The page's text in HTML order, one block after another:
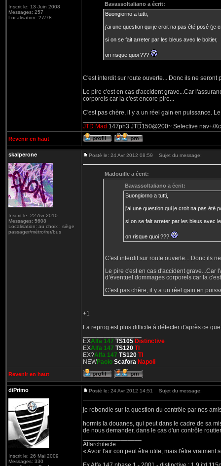
Inscrit le: 13 Juin 2008
Messages: 257
Localisation: 27/78
BavassoItaliano a écrit:
Buongiorno a tutti,
j'ai une question qui je croit na pas été posé (je
si on se fait arreter par les bleus avec le boitier,
on risque quoi ???
C'est interdit sur route ouverte... Donc ils ne seront
Le pire c'est en cas d'accident grave...Car
corporels car la c'est encore pire...
C'est pas chère, il y a un réel gain en puissance.
JTD Mad 147ph3 JTD150@200~ Selective nav+/
Revenir en haut
skalperone
Inscrit le: 22 Avr 2010
Messages: 5608
Localisation: au choix : siège
passager/métro/rer/bus
Posté le: 24 Avr 2012 08:59 Sujet du message:
Madouille a écrit:
BavassoItaliano a écrit:
Buongiorno a tutti,
j'ai une question qui je croit na pas été
si on se fait arreter par les bleus avec
on risque quoi ???
C'est interdit sur route ouverte... Donc ils
Le pire c'est en cas d'accident grave...Car
d’éventuel dommages corporels car la
C'est pas chère, il y a un réel gain en
+1
La reprog est plus difficile à détecter d'après ce
EXAlfa 147 TS105 Distinctive
EXAlfa 147 TS120 TI
EX?Alfa 147 TS120 TI
NEWPaolo Scafora Napoli
Revenir en haut
diPrimo
Inscrit le: 26 Mai 2009
Messages: 330
Posté le: 24 Avr 2012 14:51 Sujet du message:
je rebondie sur la question du contrôle par nos
hormis la douanes, qui peut dans le cadre de sa
de nous demander, dans le cas d'un contrôle
Alfarchitecte
« Avoir l'air con peut être utile, mais l'être vraiment